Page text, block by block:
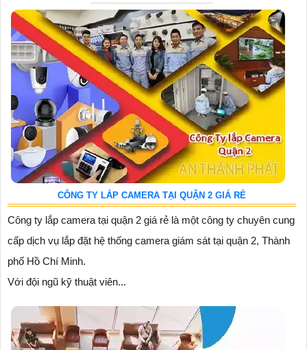
CÔNG TY LẮP CAMERA TẠI QUẬN 2 GIÁ RẺ
Công ty lắp camera tại quận 2 giá rẻ là một công ty chuyên cung
cấp dịch vụ lắp đặt hệ thống camera giám sát tại quận 2, Thành
phố Hồ Chí Minh.
Với đội ngũ kỹ thuật viên...